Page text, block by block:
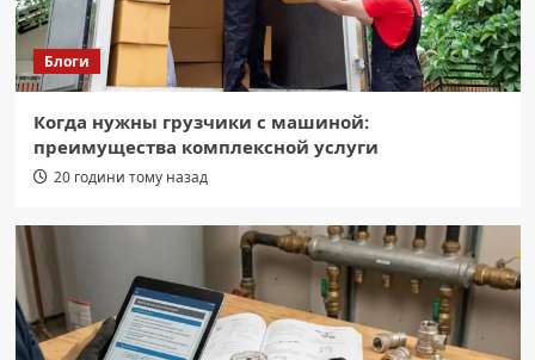
Блоги
Когда нужны грузчики с машиной:
преимущества комплексной услуги
20 години тому назад